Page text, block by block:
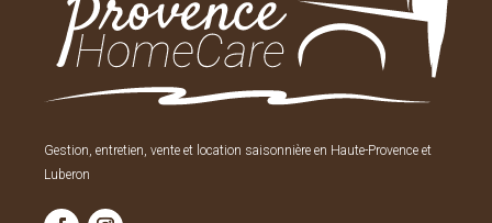
Gestion, entretien, vente et location saisonnière en Haute-Provence et
Luberon